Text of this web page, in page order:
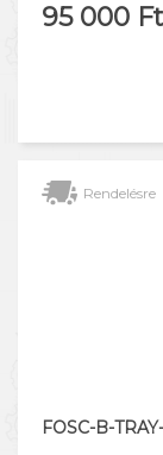
95 000 Ft
Rendelésre
FOSC-B-